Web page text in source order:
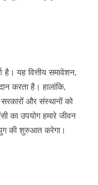
यह वित्तीय समावेशन,
करता है। हालांकि,
और संस्थानों को
का उपयोग हमारे जीवन
की शुरुआत करेगा।